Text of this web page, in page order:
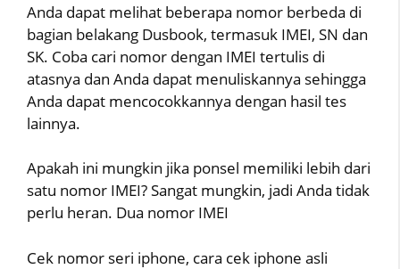
Anda dapat melihat beberapa nomor berbeda di
bagian belakang Dusbook, termasuk IMEI, SN dan
SK. Coba cari nomor dengan IMEI tertulis di
atasnya dan Anda dapat menuliskannya sehingga
Anda dapat mencocokkannya dengan hasil tes
lainnya.
Apakah ini mungkin jika ponsel memiliki lebih dari
satu nomor IMEI? Sangat mungkin, jadi Anda tidak
perlu heran. Dua nomor IMEI
Cek nomor seri iphone, cara cek iphone asli